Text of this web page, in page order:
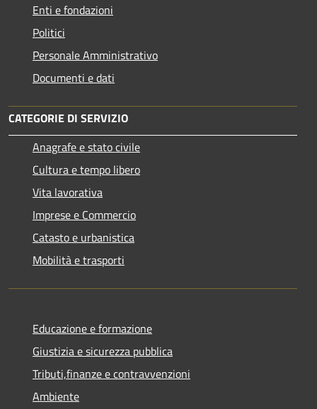
Enti e fondazioni
Politici
Personale Amministrativo
Documenti e dati
CATEGORIE DI SERVIZIO
Anagrafe e stato civile
Cultura e tempo libero
Vita lavorativa
Imprese e Commercio
Catasto e urbanistica
Mobilità e trasporti
Educazione e formazione
Giustizia e sicurezza pubblica
Tributi,finanze e contravvenzioni
Ambiente